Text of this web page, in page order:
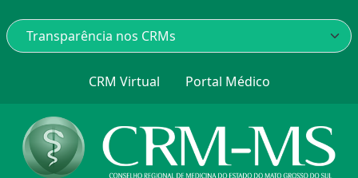
CRM Virtual Portal Médico